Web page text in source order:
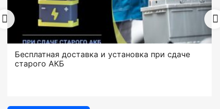
Бесплатная доставка и установка при сдаче
старого АКБ